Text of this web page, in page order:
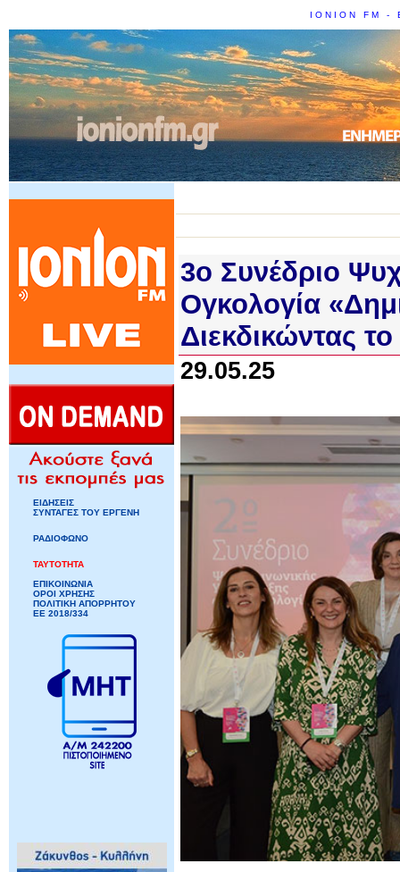
IONION FM -
ΕΙΔΗΣΕΙΣ
ΣΥΝΤΑΓΕΣ ΤΟΥ ΕΡΓΕΝΗ
ΡΑΔΙΟΦΩΝΟ
ΤΑΥΤΟΤΗΤΑ
ΕΠΙΚΟΙΝΩΝΙΑ
ΟΡΟΙ ΧΡΗΣΗΣ
ΠΟΛΙΤΙΚΗ ΑΠΟΡΡΗΤΟΥ
ΕΕ 2018/334
3ο Συνέδριο
Ογκολογία
Διεκδικώντας
29.05.25